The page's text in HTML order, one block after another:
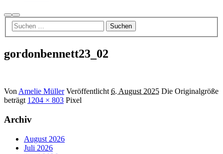
Suchen
Hauptmenü
gordonbennett23_02
VonAmelie Müller Veröffentlicht6. August 2025 Die Originalgröße
beträgt 1204 × 803 Pixel
Archiv
August 2026
Juli 2026